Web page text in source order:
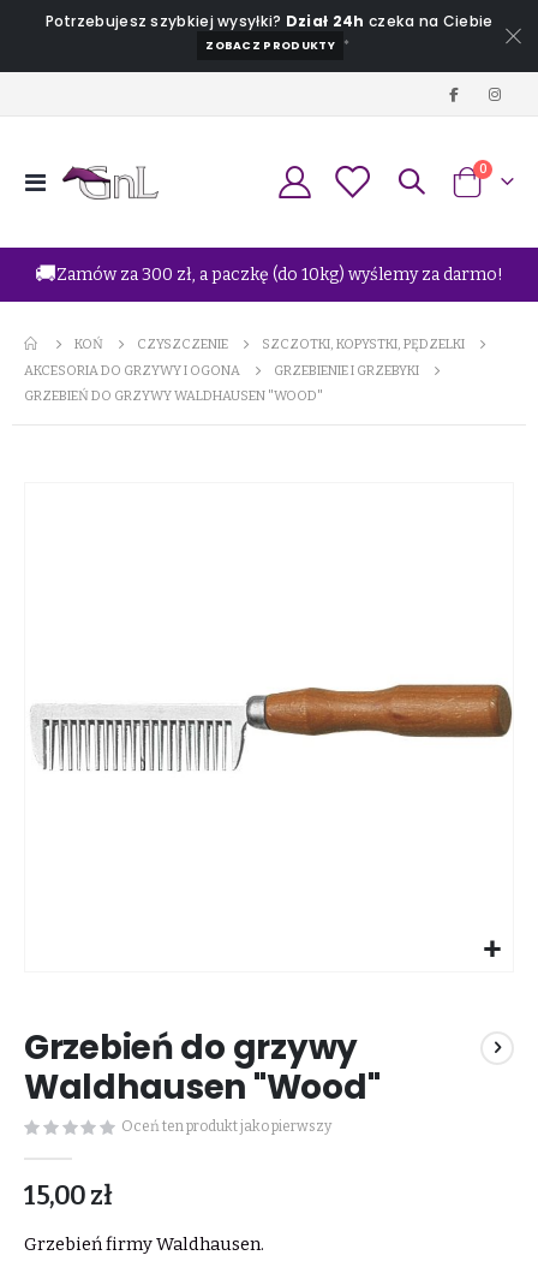
Potrzebujesz szybkiej wysyłki? Dział 24h czeka na Ciebie
ZOBACZ PRODUKTY *
Przełącznik
Koszyk
0
🚚Zamów za 300 zł, a paczkę (do 10kg) wyślemy za darmo!
KOŃ CZYSZCZENIE
SZCZOTKI, KOPYSTKI, PĘDZELKI
AKCESORIA DO GRZYWY I OGONA
GRZEBIENIE I GRZEBYKI
GRZEBIEŃ DO GRZYWY WALDHAUSEN "WOOD"
początek
galerii
Grzebień do grzywy
Waldhausen "Wood"
Oceń ten produkt jako pierwszy
15,00 zł
Grzebień firmy Waldhausen.